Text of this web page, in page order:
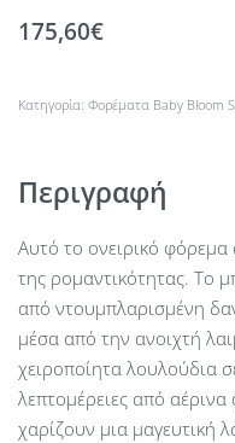
175,60€
Κατηγορία: Φορέματα Baby Bloom
Περιγραφή
Αυτό το ονειρικό φόρεμα
της ρομαντικότητας. Το
από ντουμπλαρισμένη
μέσα από την ανοιχτή
χειροποίητα λουλούδια
λεπτομέρειες από
χαρίζουν μια μαγευτική